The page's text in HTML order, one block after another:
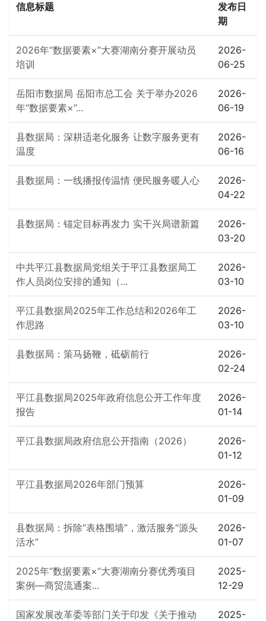
信息标题
发布日
期
2026年“数据要素×”大赛湖南分赛开展动员
培训
2026-
06-25
岳阳市数据局 岳阳市总工会 关于举办2026
年“数据要素×”...
2026-
06-19
县数据局：深耕适老化服务 让数字服务更有
温度
2026-
06-16
县数据局：一线播报传温情 便民服务暖人心
2026-
04-22
县数据局：锚定目标再发力 实干兴局谱新篇
2026-
03-20
中共平江县数据局党组关于平江县数据局工
作人员岗位安排的通知（...
2026-
03-10
平江县数据局2025年工作总结和2026年工
作思路
2026-
03-10
县数据局：策马扬鞭，砥砺前行
2026-
02-24
平江县数据局2025年政府信息公开工作年度
报告
2026-
01-14
平江县数据局政府信息公开指南（2026）
2026-
01-12
平江县数据局2026年部门预算
2026-
01-09
县数据局：拆除“表格围墙”，激活服务“源头
活水”
2026-
01-07
2025年“数据要素×”大赛湖南分赛优秀项目
案例—商贸流通案...
2025-
12-29
国家发展改革委等部门关于印发《关于推动
2025-